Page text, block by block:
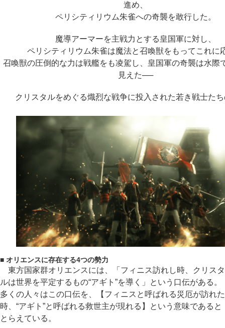
進め、
ペリシティリウム朱雀への奇襲を敢行した。
魔導アーマーを主戦力とする皇国軍に対し、
ペリシティリウム朱雀は魔法と召喚獣をもってこれに
召喚獣の圧倒的な力は戦艦をも凌駕し、皇国軍の奇襲は水際
見えた──
クリスタルをめぐる熾烈な戦争に投入された若き戦士た
■ オリエンスに存在する4つの勢力
東方国家群オリエンスには、「フィニス訪れし時、クリスタ
ルは世界を平定するもの“アギト”を導く」という口伝がある。
多くの人々はこの口伝を、【フィニスと呼ばれる災厄が訪れた
時、“アギト”と呼ばれる救世主が現れる】という意味であると
とらえている。